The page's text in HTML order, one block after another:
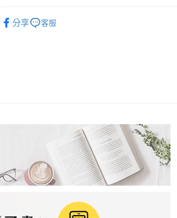
宅配
每筆NT$200，滿NT$99,999(含以上)免運費
海外叢書運費
分享
客服